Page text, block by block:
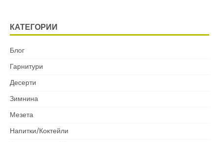
КАТЕГОРИИ
Блог
Гарнитури
Десерти
Зимнина
Мезета
Напитки/Коктейли